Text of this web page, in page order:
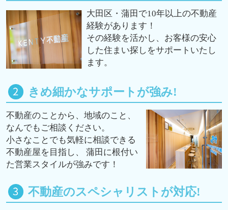
大田区・蒲田で10年以上の不動産
経験があります！
その経験を活かし、お客様の安心
した住まい探しをサポートいたし
ます。
きめ細かなサポートが強み!
不動産のことから、地域のこと、
なんでもご相談ください。
小さなことでも気軽に相談できる
不動産屋を目指し、 蒲田に根付い
た営業スタイルが強みです！
不動産のスペシャリストが対応!